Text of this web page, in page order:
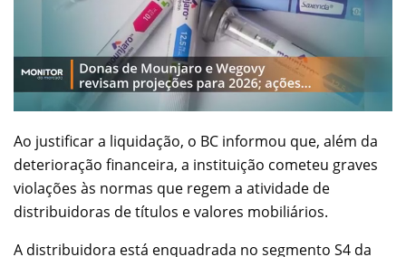
Ao justificar a liquidação, o BC informou que, além da
deterioração financeira, a instituição cometeu graves
violações às normas que regem a atividade de
distribuidoras de títulos e valores mobiliários.
A distribuidora está enquadrada no segmento S4 da